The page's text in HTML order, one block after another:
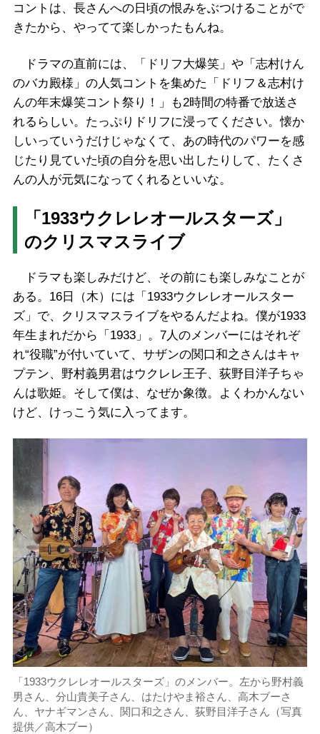
コントは、長さんへの日頃の恨みをぶつけることがで
きたから、やってて楽しかったもんね。
ドラマの直前には、「ドリフ大爆笑」や「志村けん
のバカ殿様」の人気コントを集めた「ドリフ＆志村け
んの年末爆笑コント祭り！」も2時間の特番で放送さ
れるらしい。たっぷりドリフに浸ってください。懐か
しいっていうだけじゃなくて、あの時代のパワーを感
じたり見ていた頃の自分を思い出したりして、たくさ
んの人が元気になってくれるといいな。
「1933ウクレレオールスターズ」
のクリスマスライブ
ドラマも楽しみだけど、その前にも楽しみなことが
ある。16日（木）には「1933ウクレレオールスター
ズ」で、クリスマスライブをやるんだよね。僕が1933
年生まれだから「1933」。7人のメンバーにはそれぞ
れ“役職”が付いていて、サザンの関口和之さんはキャ
プテン、野村義男君はウクレレ王子、荻野目洋子ちゃ
んは歌姫。そして僕は、なぜか象徴。よくわかんない
けど、けっこう気に入ってます。
「1933ウクレレオールスターズ」のメンバー。左から野村義
男さん、分山貴美子さん、はたけやま裕さん、高木ブーさ
ん、ヤナギマンさん、関口和之さん、荻野目洋子さん（写真
提供／高木ブー）